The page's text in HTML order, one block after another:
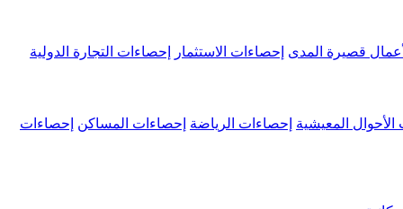
قصيرة المدى إحصاءات الاستثمار إحصاءات التجارة الدولية
الأحوال المعيشية إحصاءات الرياضة إحصاءات المساكن إحصاءات